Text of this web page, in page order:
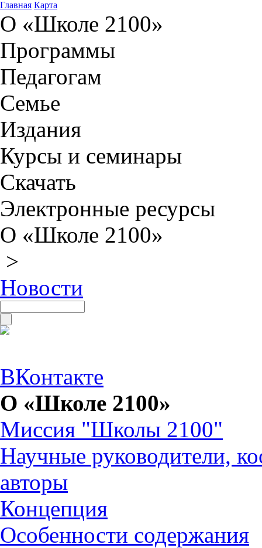
Главная Карта
О «Школе 2100»
Программы
Педагогам
Семье
Издания
Курсы и семинары
Скачать
Электронные ресурсы
О «Школе 2100»
>
Новости
ВКонтакте
О «Школе 2100»
Миссия "Школы 2100"
Научные руководители,
авторы
Концепция
Особенности содержания